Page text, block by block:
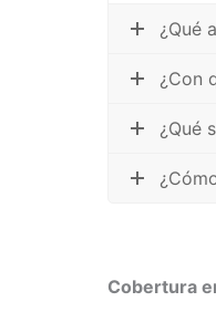
¿Qué
¿Con
¿Qué
Cobertura